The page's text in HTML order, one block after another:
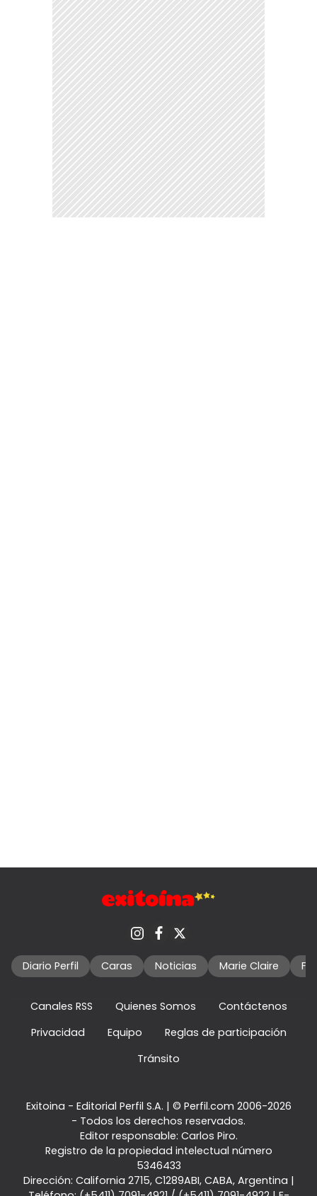
Diario Perfil Caras Noticias Marie Claire
Canales RSS Quienes Somos
Contáctenos
Privacidad
Equipo
Reglas de participación
Tránsito
Exitoina - Editorial Perfil S.A. | © Perfil.com 2006-2026
- Todos los derechos reservados.
Editor responsable: Carlos Piro.
Registro de la propiedad intelectual número
5346433
Dirección: California 2715, C1289ABI, CABA, Argentina |